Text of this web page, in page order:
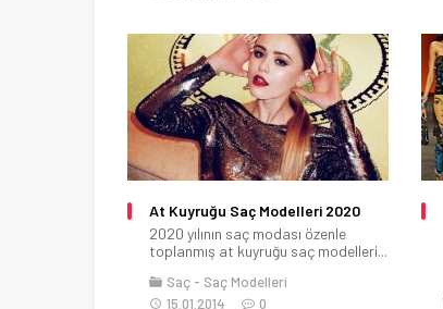
At Kuyruğu Saç Modelleri 2020
2020 yılının saç modası özenle
toplanmış at kuyruğu saç modelleri...
Saç
Saç Modelleri
15.01.2014
0